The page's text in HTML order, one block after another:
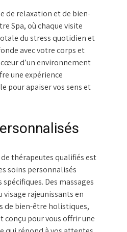
de relaxation et de bien-
Spa, où chaque visite
du stress quotidien et
avec votre corps et
d’un environnement
une expérience
pour apaiser vos sens et
thérapeutes qualifiés est
soins personnalisés
Des massages
visage rajeunissants en
de bien-être holistiques,
conçu pour vous offrir une